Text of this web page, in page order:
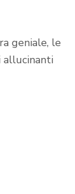
geniale, le
allucinanti